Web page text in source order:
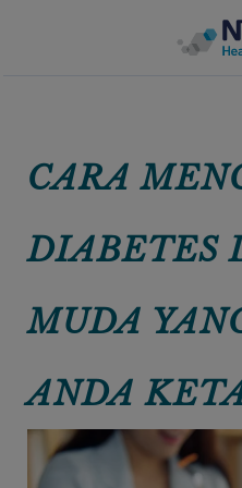
content
Tentang kami
Orang-orang kami
CARA
DIABETES
MUDA
ANDA